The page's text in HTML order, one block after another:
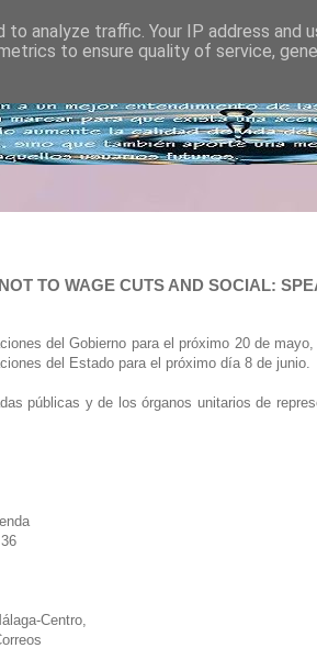
TO WAGE CUTS AND SOCIAL:
del Gobierno para el próximo 20 de
del Estado para el próximo día 8 de junio.
públicas y de los órganos unitarios de
Centro,
analyze traffic. Your IP address and
to ensure quality of service,